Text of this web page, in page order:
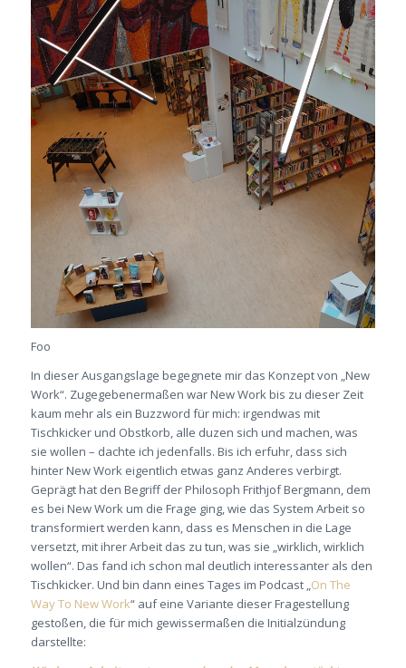
Foo
In dieser Ausgangslage begegnete mir das Konzept von „New
Work“. Zugegebenermaßen war New Work bis zu dieser Zeit
kaum mehr als ein Buzzword für mich: irgendwas mit
Tischkicker und Obstkorb, alle duzen sich und machen, was
sie wollen – dachte ich jedenfalls. Bis ich erfuhr, dass sich
hinter New Work eigentlich etwas ganz Anderes verbirgt.
Geprägt hat den Begriff der Philosoph Frithjof Bergmann, dem
es bei New Work um die Frage ging, wie das System Arbeit so
transformiert werden kann, dass es Menschen in die Lage
versetzt, mit ihrer Arbeit das zu tun, was sie „wirklich, wirklich
wollen“. Das fand ich schon mal deutlich interessanter als den
Tischkicker. Und bin dann eines Tages im Podcast „On The
Way To New Work“ auf eine Variante dieser Fragestellung
gestoßen, die für mich gewissermaßen die Initialzündung
darstellte: